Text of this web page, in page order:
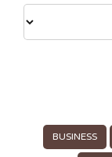
BUSINESS